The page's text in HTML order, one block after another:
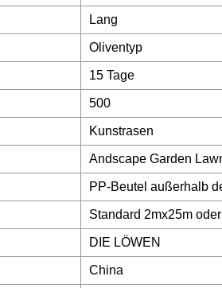
Lang
Oliventyp
15 Tage
500
Kunstrasen
Andscape Garden
PP-Beutel außerhalb
Standard 2mx25m
DIE LÖWEN
China